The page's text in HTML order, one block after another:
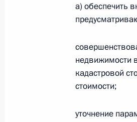
переписи
11 декабря 2018
Президент
и
7 мая 2018 года,
а) обеспечить
недвижимости
кадастровой
стоимости;
уточнение